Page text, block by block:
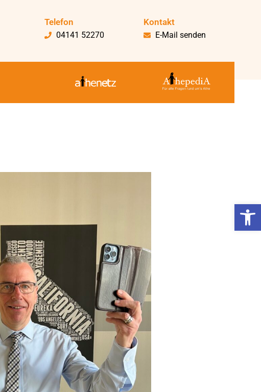
Telefon
04141 52270
Kontakt
E-Mail senden